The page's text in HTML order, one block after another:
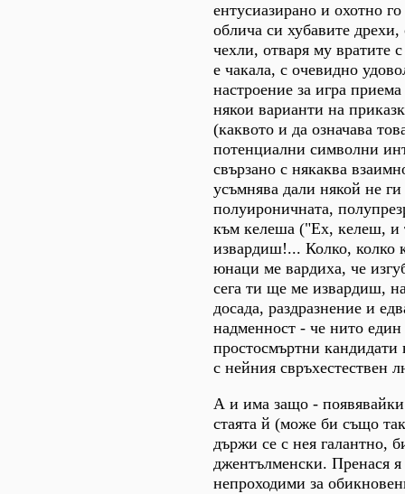
ентусиазирано и охотно
облича си хубавите
чехли, отваря му вратите
е чакала, с очевидно
настроение за игра
някои варианти на
(каквото и да означава
потенциални символни
свързано с някаква
усъмнява дали някой не
полуироничната,
към келеша ("Ех, келеш, и
извардиш!... Колко, колко
юнаци ме вардиха, че
сега ти ще ме извардиш,
досада, раздразнение и
надменност - че нито
простосмъртни
с нейния свръхестествен
А и има защо - появявайки
стаята й (може би също
държи се с нея галантно,
джентълменски. Пренася я
непроходими за